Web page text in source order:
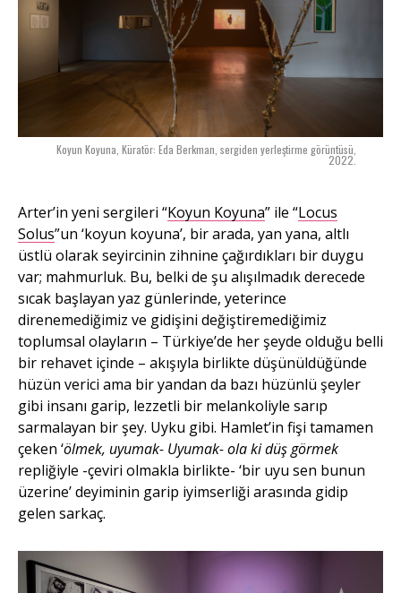
Koyun Koyuna, Küratör: Eda Berkman, sergiden yerleştirme görüntüsü,
2022.
Arter’in yeni sergileri “Koyun Koyuna” ile “Locus
Solus”un ‘koyun koyuna’, bir arada, yan yana, altlı
üstlü olarak seyircinin zihnine çağırdıkları bir duygu
var; mahmurluk. Bu, belki de şu alışılmadık derecede
sıcak başlayan yaz günlerinde, yeterince
direnemediğimiz ve gidişini değiştiremediğimiz
toplumsal olayların – Türkiye’de her şeyde olduğu belli
bir rehavet içinde – akışıyla birlikte düşünüldüğünde
hüzün verici ama bir yandan da bazı hüzünlü şeyler
gibi insanı garip, lezzetli bir melankoliyle sarıp
sarmalayan bir şey. Uyku gibi. Hamlet’in fişi tamamen
çeken ‘ölmek, uyumak- Uyumak- ola ki düş görmek
repliğiyle -çeviri olmakla birlikte- ‘bir uyu sen bunun
üzerine’ deyiminin garip iyimserliği arasında gidip
gelen sarkaç.